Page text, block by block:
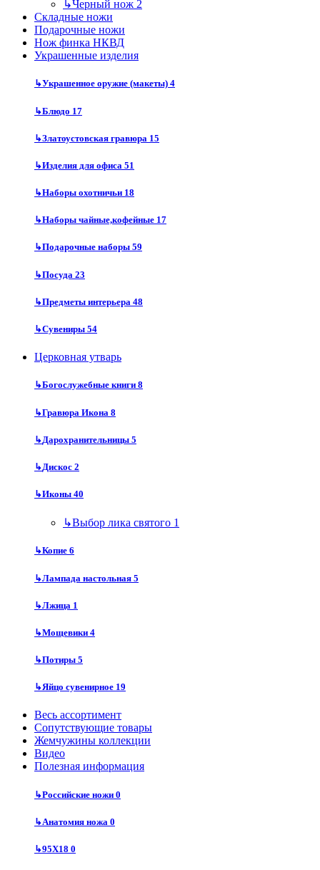
↳Черный нож 2
Складные ножи
Подарочные ножи
Нож финка НКВД
Украшенные изделия
↳Украшенное оружие (макеты) 4
↳Блюдо 17
↳Златоустовская гравюра 15
↳Изделия для офиса 51
↳Наборы охотничьи 18
↳Наборы чайные,кофейные 17
↳Подарочные наборы 59
↳Посуда 23
↳Предметы интерьера 48
↳Сувениры 54
Церковная утварь
↳Богослужебные книги 8
↳Гравюра Икона 8
↳Дарохранительницы 5
↳Дискос 2
↳Иконы 40
↳Выбор лика святого 1
↳Копие 6
↳Лампада настольная 5
↳Лжица 1
↳Мощевики 4
↳Потиры 5
↳Яйцо сувенирное 19
Весь ассортимент
Сопутствующие товары
Жемчужины коллекции
Видео
Полезная информация
↳Российские ножи 0
↳Анатомия ножа 0
↳95Х18 0